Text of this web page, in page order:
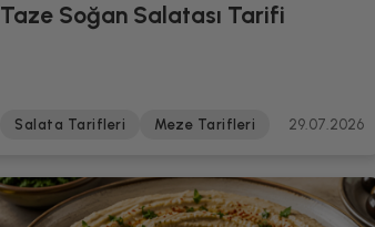
Taze Soğan Salatası Tarifi
Salata Tarifleri Meze Tarifleri 29.07.2026